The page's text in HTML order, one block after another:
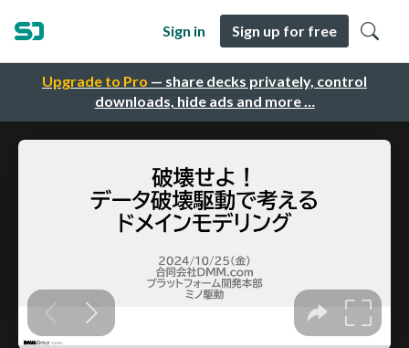
Upgrade to Pro — share decks privately, control
downloads, hide ads and more …
Sign in Sign up for free